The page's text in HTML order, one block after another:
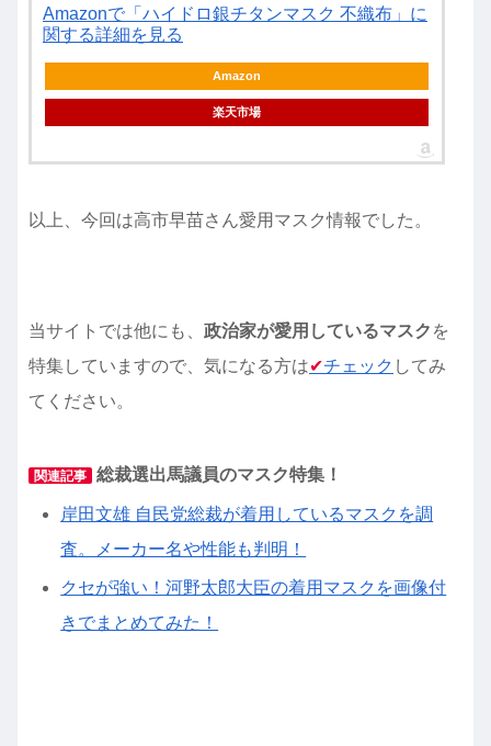
Amazonで「ハイドロ銀チタンマスク 不織布」に
関する詳細を見る
Amazon
楽天市場
以上、今回は高市早苗さん愛用マスク情報でした。
当サイトでは他にも、 政治家が愛用しているマスク を
特集していますので、気になる方は✔︎チェック してみ
てください。
関連記事 総裁選出馬議員のマスク特集！
岸田文雄 自民党総裁が着用しているマスクを調
査。メーカー名や性能も判明！
クセが強い！河野太郎大臣の着用マスクを画像付
きでまとめてみた！